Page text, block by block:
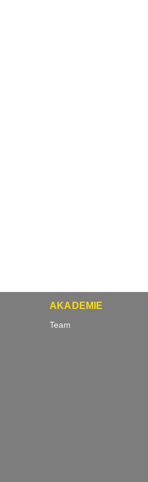
AKADEMIE
Team